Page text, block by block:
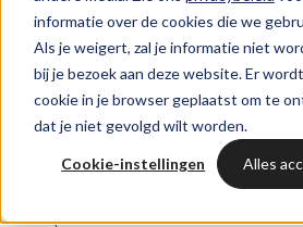
informatie over de cookies die we
Als je weigert, zal je informatie niet
bij je bezoek aan deze website. Er
cookie in je browser geplaatst om te
dat je niet gevolgd wilt worden.
Cookie-instellingen Alles
Websites & portals
Een website die jouw
HubSpot integraties
Branches
Blog
Laatste nieuws & updates
Could not loads results.
page.
ALLE BERICHTEN
HUBSPOT
WEBSITE
HUBSPOT